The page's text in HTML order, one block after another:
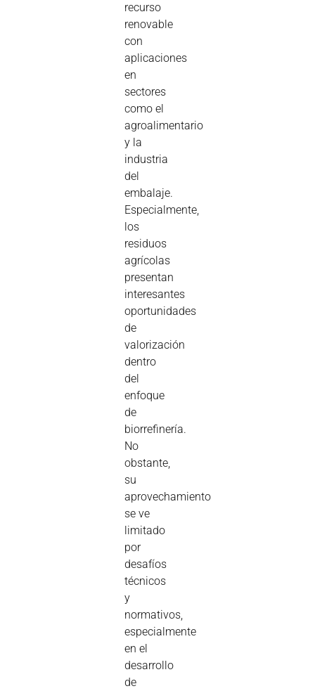
recurso
renovable
con
aplicaciones
en
sectores
como el
agroalimentario
y la
industria
del
embalaje.
Especialmente,
los
residuos
agrícolas
presentan
interesantes
oportunidades
de
valorización
dentro
del
enfoque
de
biorrefinería.
No
obstante,
su
aprovechamiento
se ve
limitado
por
desafíos
técnicos
y
normativos,
especialmente
en el
desarrollo
de